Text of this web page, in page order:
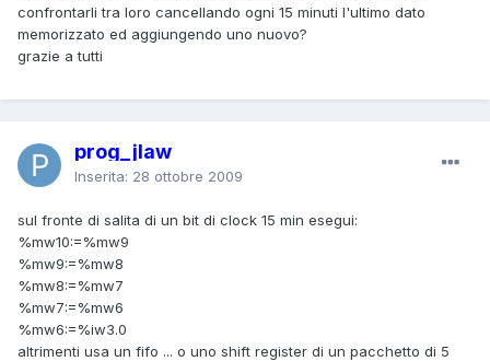
confrontarli tra loro cancellando ogni 15 minuti l'ultimo dato
memorizzato ed aggiungendo uno nuovo?
grazie a tutti
prog_jlaw
Inserita: 28 ottobre 2009
sul fronte di salita di un bit di clock 15 min esegui:
%mw10:=%mw9
%mw9:=%mw8
%mw8:=%mw7
%mw7:=%mw6
%mw6:=%iw3.0
altrimenti usa un fifo ... o uno shift register di un pacchetto di 5